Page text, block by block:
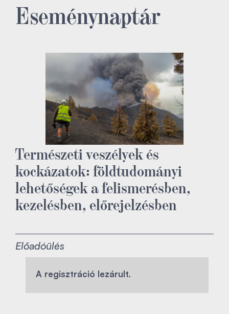
Eseménynaptár
Természeti veszélyek és
kockázatok: földtudományi
lehetőségek a felismerésben,
kezelésben, előrejelzésben
Előadóülés
A regisztráció lezárult.